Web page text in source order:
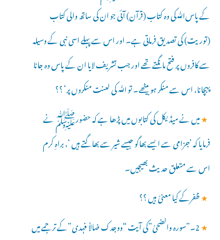
کے پاسﷲکی وہ کتاب (قرآن) آئی جو ان کی ساتھ والی کتاب
(توریت) کی تصدیق فرماتی ہے۔ اور اس سے پہلے اسی نبی کے وسیلہ
سے کافروں پر فتح مانگتے تھے اور جب تشریف لایا ان کے پاس وہ جانا
پہچانا، اس سے منکر ہو بیٹھے۔ تو ﷲ کی لعنت منکروں پر‘ ؟؟
★میں نے میڈیکل کی کتابوں میں پڑھا ہے کہ حضورﷺ نے
فرمایا کہ ’جزامی سے ایسے بھاگو جیسے شیر سے بھاگتے ہیں ‘، براہِ کرم
اس سے متعلق حدیث بھیجیں۔
★ظفرکے کیا معنیٰ ہیں ؟؟
★ 2۔”سورہ والضحیٰ”کی آیت “ووجدک ضالاً فہدی”کے ترجمے میں